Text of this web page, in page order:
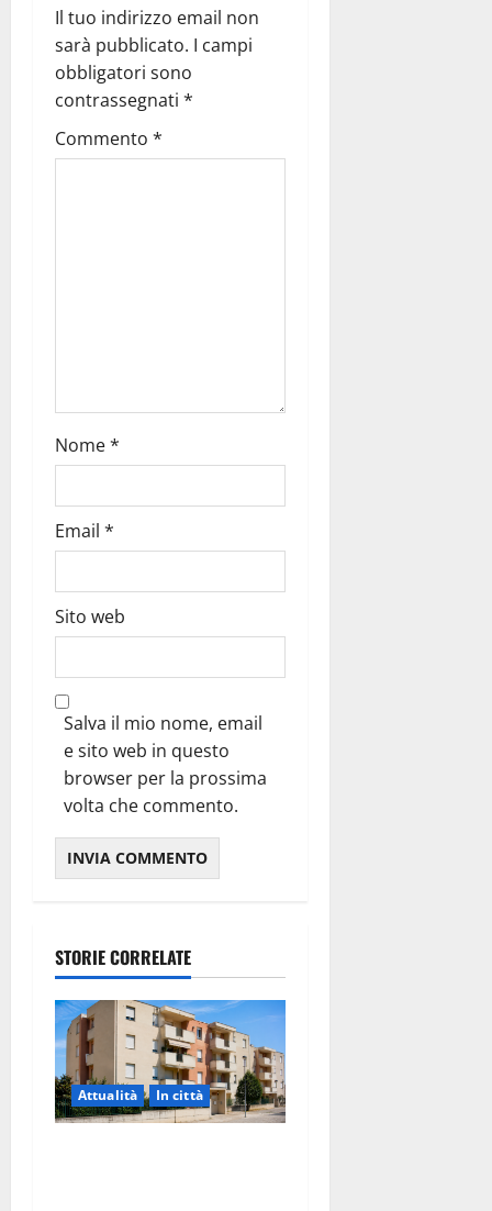
Il tuo indirizzo email non
sarà pubblicato. I campi
obbligatori sono
contrassegnati *
Commento *
Nome*
Email *
Sito web
Salva il mio nome, email
e sito web in questo
browser per la prossima
volta che commento.
STORIE CORRELATE
Attualità In città